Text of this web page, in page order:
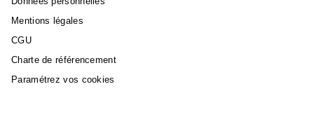
Mentions légales
CGU
Charte de référencement
Paramétrez vos cookies